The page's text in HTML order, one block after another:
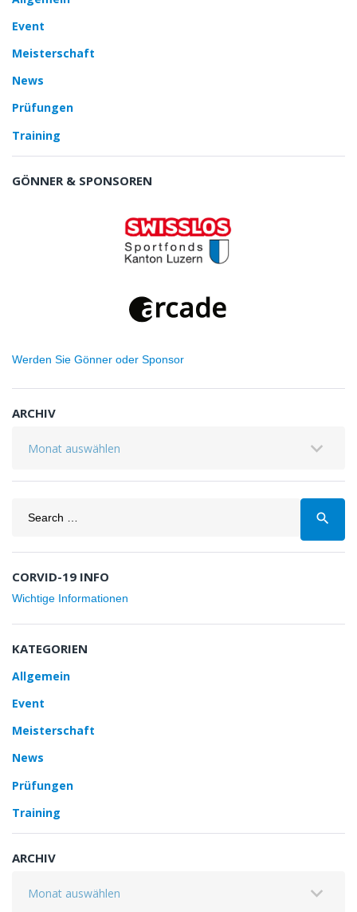
Event
Meisterschaft
News
Prüfungen
Training
GÖNNER & SPONSOREN
Werden Sie Gönner oder Sponsor
ARCHIV
search
CORVID-19 INFO
Wichtige Informationen
KATEGORIEN
Allgemein
Event
Meisterschaft
News
Prüfungen
Training
ARCHIV